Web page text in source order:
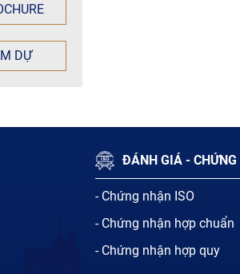
DỰ
ĐÁNH GIÁ - CHỨNG
- Chứng nhận ISO
- Chứng nhận hợp chuẩn
- Chứng nhận hợp quy